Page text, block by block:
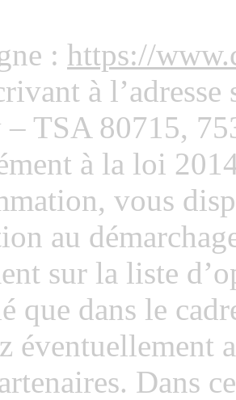
: https://
à
TSA 80715,
à la loi
vous
au
sur la liste
que dans le
éventuellement
Dans